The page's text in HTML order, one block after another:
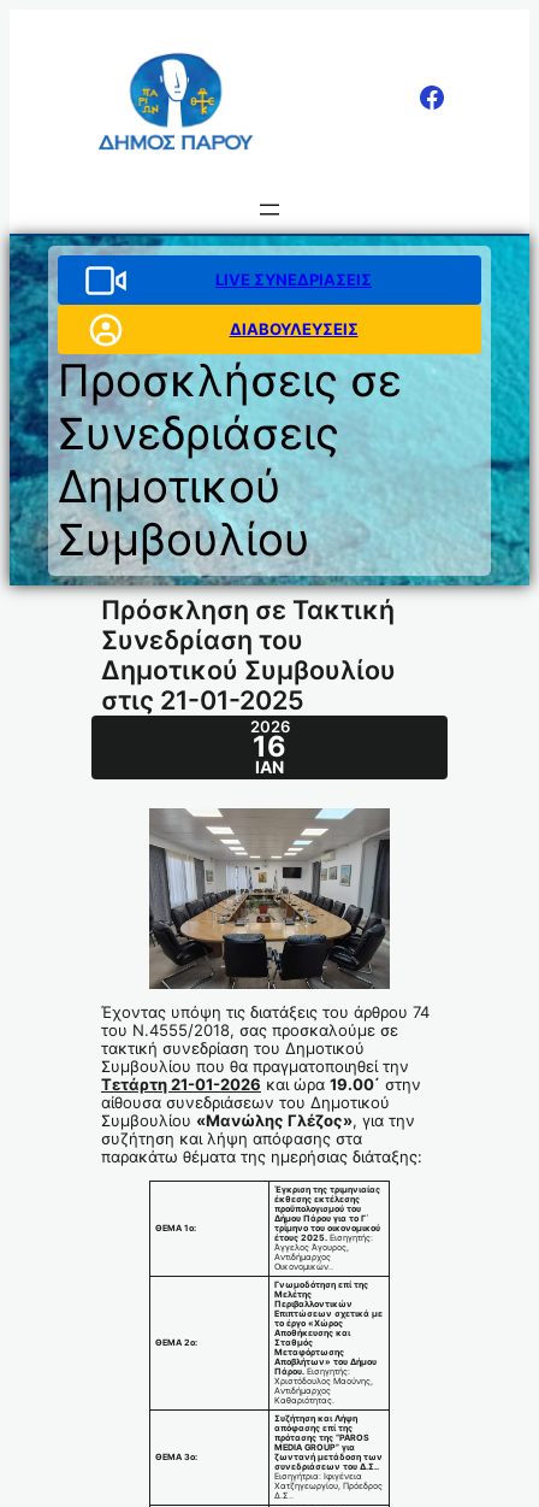
LIVE ΣΥΝΕΔΡΙΑΣΕΙΣ
ΔΙΑΒΟΥΛΕΥΣΕΙΣ
Προσκλήσεις σε
Συνεδριάσεις
Δημοτικού
Συμβουλίου
Πρόσκληση σε Τακτική
Συνεδρίαση του
Δημοτικού Συμβουλίου
στις 21-01-2025
2026
16
ΙΑΝ
Έχοντας υπόψη τις διατάξεις του άρθρου 74
του Ν.4555/2018, σας προσκαλούμε σε
τακτική συνεδρίαση του Δημοτικού
Συμβουλίου που θα πραγματοποιηθεί την
Τετάρτη 21-01-2026 και ώρα 19.00΄ στην
αίθουσα συνεδριάσεων του Δημοτικού
Συμβουλίου «Μανώλης Γλέζος», για την
συζήτηση και λήψη απόφασης στα
παρακάτω θέματα της ημερήσιας διάταξης:
ΘΕΜΑ 1ο:
Έγκριση της τριμηνιαίας
έκθεσης εκτέλεσης
προϋπολογισμού του
Δήμου Πάρου για το Γ΄
τρίμηνο του οικονομικού
έτους 2025.Εισηγητής:
Άγγελος Άγουρος,
Αντιδήμαρχος
Οικονομικών..
ΘΕΜΑ 2ο:
Γνωμοδότηση επί της
Μελέτης
Περιβαλλοντικών
Επιπτώσεων σχετικά με
το έργο «Χώρος
Αποθήκευσης και
Σταθμός
Μεταφόρτωσης
Αποβλήτων» του Δήμου
Πάρου.Εισηγητής:
Χριστόδουλος Μαούνης,
Αντιδήμαρχος
Καθαριότητας.
ΘΕΜΑ 3ο:
Συζήτηση και Λήψη
απόφασης επί της
πρότασης της “PAROS
MEDIA GROUP” για
ζωντανή μετάδοση των
συνεδριάσεων του Δ.Σ..
Εισηγήτρια: Ιφιγένεια
Χατζηγεωργίου, Πρόεδρος
Δ.Σ..